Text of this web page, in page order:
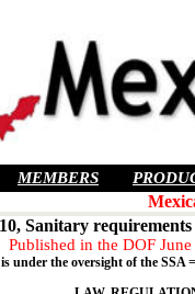
MEMBERS
Sanitary
Published in the DOF
under the oversight of the SSA